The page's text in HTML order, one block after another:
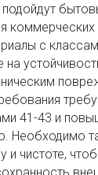
с
41-43 и
Необходимо
и чистоте,